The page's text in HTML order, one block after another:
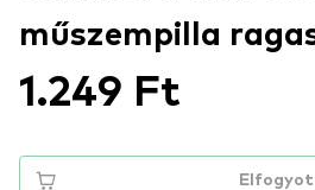
műszempilla
1.249 Ft